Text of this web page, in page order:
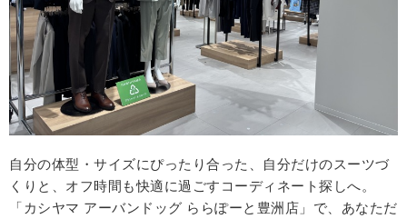
自分の体型・サイズにぴったり合った、自分だけのスーツづ
くりと、オフ時間も快適に過ごすコーディネート探しへ。
「カシヤマ アーバンドッグ ららぽーと豊洲店」で、あなただ